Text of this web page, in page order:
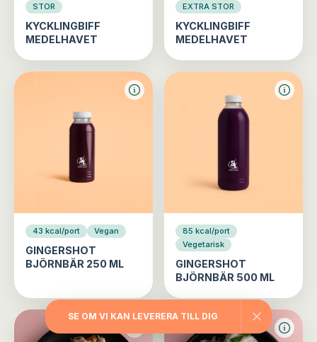
STOR
KYCKLINGBIFF
MEDELHAVET
EXTRA STOR
KYCKLINGBIFF
MEDELHAVET
43 kcal/port Vegan
GINGERSHOT
BJÖRNBÄR 250 ML
85 kcal/port
Vegetarisk
GINGERSHOT
BJÖRNBÄR 500 ML
SE OM VI KAN LEVERERA TILL DIG